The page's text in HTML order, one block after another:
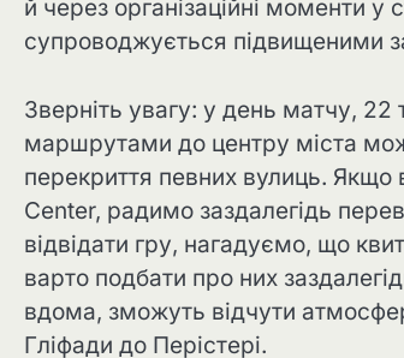
й через організаційні моменти у
супроводжується підвищеними
Зверніть увагу: у день матчу,
маршрутами до центру міста
перекриття певних вулиць. Якщо
Center, радимо заздалегідь
відвідати гру, нагадуємо, що
варто подбати про них
вдома, зможуть відчути
Гліфади до Перістері.